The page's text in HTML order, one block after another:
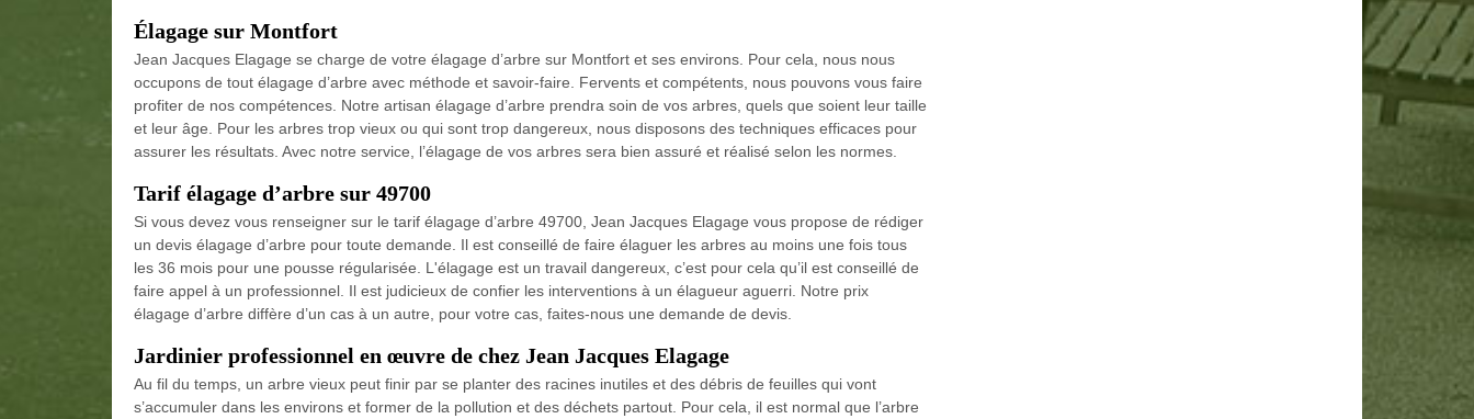
Élagage sur Montfort
Jean Jacques Elagage se charge de votre élagage d’arbre sur Montfort et ses environs. Pour cela, nous nous
occupons de tout élagage d’arbre avec méthode et savoir-faire. Fervents et compétents, nous pouvons vous faire
profiter de nos compétences. Notre artisan élagage d’arbre prendra soin de vos arbres, quels que soient leur taille
et leur âge. Pour les arbres trop vieux ou qui sont trop dangereux, nous disposons des techniques efficaces pour
assurer les résultats. Avec notre service, l’élagage de vos arbres sera bien assuré et réalisé selon les normes.
Tarif élagage d’arbre sur 49700
Si vous devez vous renseigner sur le tarif élagage d’arbre 49700, Jean Jacques Elagage vous propose de rédiger
un devis élagage d’arbre pour toute demande. Il est conseillé de faire élaguer les arbres au moins une fois tous
les 36 mois pour une pousse régularisée. L'élagage est un travail dangereux, c’est pour cela qu’il est conseillé de
faire appel à un professionnel. Il est judicieux de confier les interventions à un élagueur aguerri. Notre prix
élagage d’arbre diffère d’un cas à un autre, pour votre cas, faites-nous une demande de devis.
Jardinier professionnel en œuvre de chez Jean Jacques Elagage
Au fil du temps, un arbre vieux peut finir par se planter des racines inutiles et des débris de feuilles qui vont
s’accumuler dans les environs et former de la pollution et des déchets partout. Pour cela, il est normal que l’arbre